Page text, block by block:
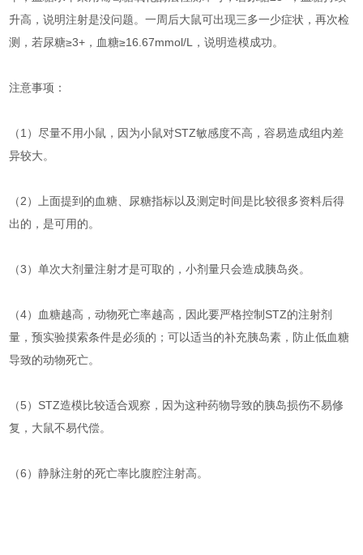
升高，说明注射是没问题。一周后大鼠可出现三多一少症状，再次检
测，若尿糖≥3+，血糖≥16.67mmol/L，说明造模成功。
注意事项：
（1）尽量不用小鼠，因为小鼠对STZ敏感度不高，容易造成组内差
异较大。
（2）上面提到的血糖、尿糖指标以及测定时间是比较很多资料后得
出的，是可用的。
（3）单次大剂量注射才是可取的，小剂量只会造成胰岛炎。
（4）血糖越高，动物死亡率越高，因此要严格控制STZ的注射剂
量，预实验摸索条件是必须的；可以适当的补充胰岛素，防止低血糖
导致的动物死亡。
（5）STZ造模比较适合观察，因为这种药物导致的胰岛损伤不易修
复，大鼠不易代偿。
（6）静脉注射的死亡率比腹腔注射高。